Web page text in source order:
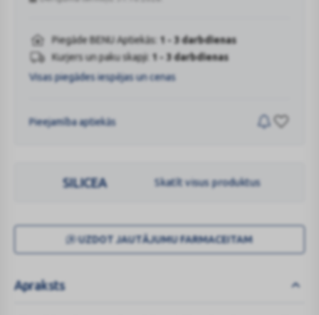
Piegāde BENU Aptiekās: 1 - 3 darbdienas
Kurjers un paku skapji: 1 - 3 darbdienas
Visas piegādes iespējas un cenas
Pieejamība aptiekās
SILICEA Skatīt visus produktus
UZDOT JAUTĀJUMU FARMACEITAM
Apraksts